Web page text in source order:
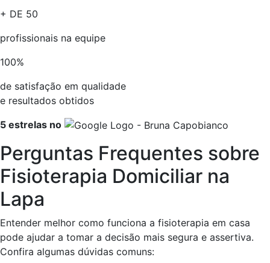
+ DE 50
profissionais na equipe​
100%
de satisfação em qualidade
e resultados obtidos​
5 estrelas no
Perguntas Frequentes sobre
Fisioterapia Domiciliar na
Lapa
Entender melhor como funciona a fisioterapia em casa
pode ajudar a tomar a decisão mais segura e assertiva.
Confira algumas dúvidas comuns: